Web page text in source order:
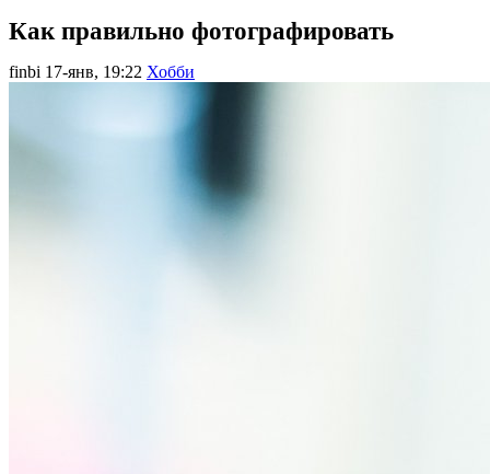
Как правильно фотографировать
finbi 17-янв, 19:22 Хобби